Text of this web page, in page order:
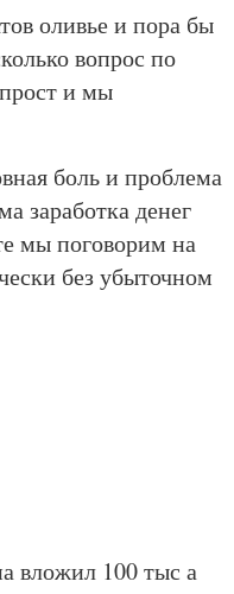
оливье и пора бы
вопрос по
и мы
боль и проблема
заработка денег
мы поговорим на
без убыточном
вложил 100 тыс а